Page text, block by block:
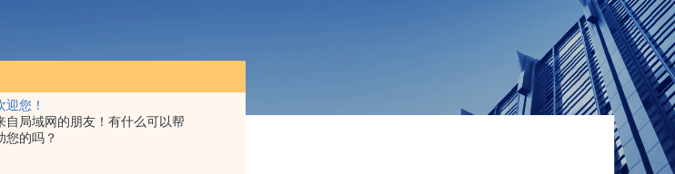
迎您！
自局域网的朋友！有什么可以帮
您的吗？